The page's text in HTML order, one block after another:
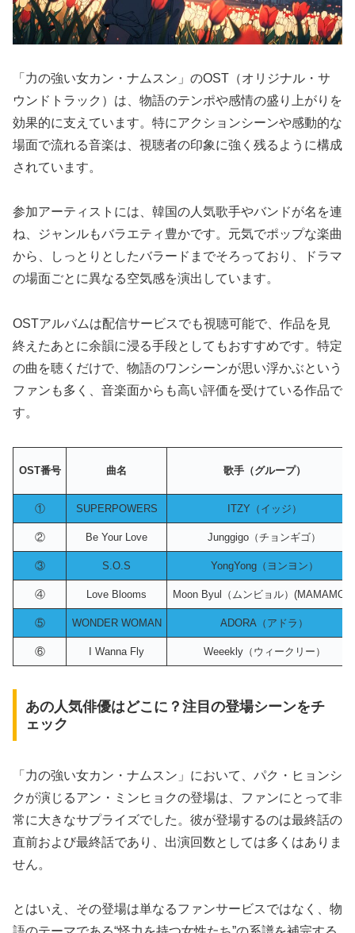
「力の強い女カン・ナムスン」のOST（オリジナル・サ
ウンドトラック）は、物語のテンポや感情の盛り上がりを
効果的に支えています。特にアクションシーンや感動的な
場面で流れる音楽は、視聴者の印象に強く残るように構成
されています。
参加アーティストには、韓国の人気歌手やバンドが名を連
ね、ジャンルもバラエティ豊かです。元気でポップな楽曲
から、しっとりとしたバラードまでそろっており、ドラマ
の場面ごとに異なる空気感を演出しています。
OSTアルバムは配信サービスでも視聴可能で、作品を見
終えたあとに余韻に浸る手段としてもおすすめです。特定
の曲を聴くだけで、物語のワンシーンが思い浮かぶという
ファンも多く、音楽面からも高い評価を受けている作品で
す。
OST番号 曲名 歌手（グループ）
① SUPERPOWERS ITZY（イッジ）
② Be Your Love Junggigo（チョンギゴ）
③ S.O.S YongYong（ヨンヨン）
④ Love Blooms Moon Byul（ムンビョル）
⑤ WONDER WOMAN ADORA（アドラ）
⑥ I Wanna Fly Weeekly（ウィークリー）
あの人気俳優はどこに？注目の登場シーンをチ
ェック
「力の強い女カン・ナムスン」において、パク・ヒョンシ
クが演じるアン・ミンヒョクの登場は、ファンにとって非
常に大きなサプライズでした。彼が登場するのは最終話の
直前および最終話であり、出演回数としては多くはありま
せん。
とはいえ、その登場は単なるファンサービスではなく、物